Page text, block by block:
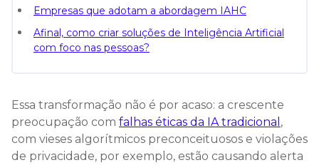
Empresas que adotam a abordagem IAHC
Afinal, como criar soluções de Inteligência Artificial
com foco nas pessoas?
Essa transformação não é por acaso: a crescente
preocupação com falhas éticas da IA tradicional ,
com vieses algorítmicos preconceituosos e violações
de privacidade, por exemplo, estão causando alerta